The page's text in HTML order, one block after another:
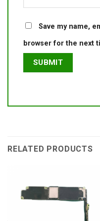
Save my name,
browser for the next
RELATED PRODUCTS